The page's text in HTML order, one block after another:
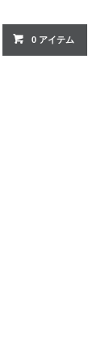
0 アイテム